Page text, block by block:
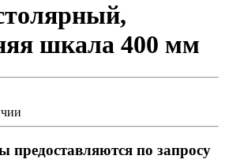
шкала 400 мм
предоставляются по запросу